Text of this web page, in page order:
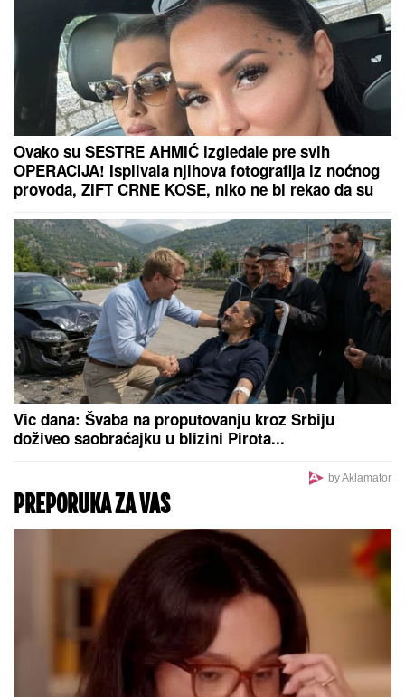
OŽENIO SE DEJAN STANKOVIĆ KRALJ!Doktorka
otkrila kako se oseća nakon venčanja: "Zaljubljena
sam", tu su njegovi roditelji i sestra (VIDEO)
Hitno uključivanje Mustafe Durdžića
u emisiju, otkrio detalje video poziva
sa Majom: "Mevlida je ljuta na nju"